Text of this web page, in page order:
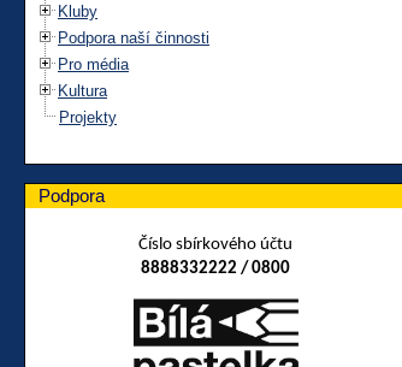
Kluby
Podpora naší činnosti
Pro média
Kultura
Projekty
Podpora
Číslo sbírkového účtu
8888332222 / 0800